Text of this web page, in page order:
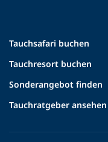
Tauchsafari buchen
Tauchresort buchen
Sonderangebot finden
Tauchratgeber ansehen